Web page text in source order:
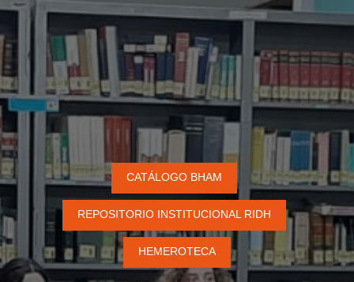
CATÁLOGO BHAM
REPOSITORIO INSTITUCIONAL RIDH
HEMEROTECA